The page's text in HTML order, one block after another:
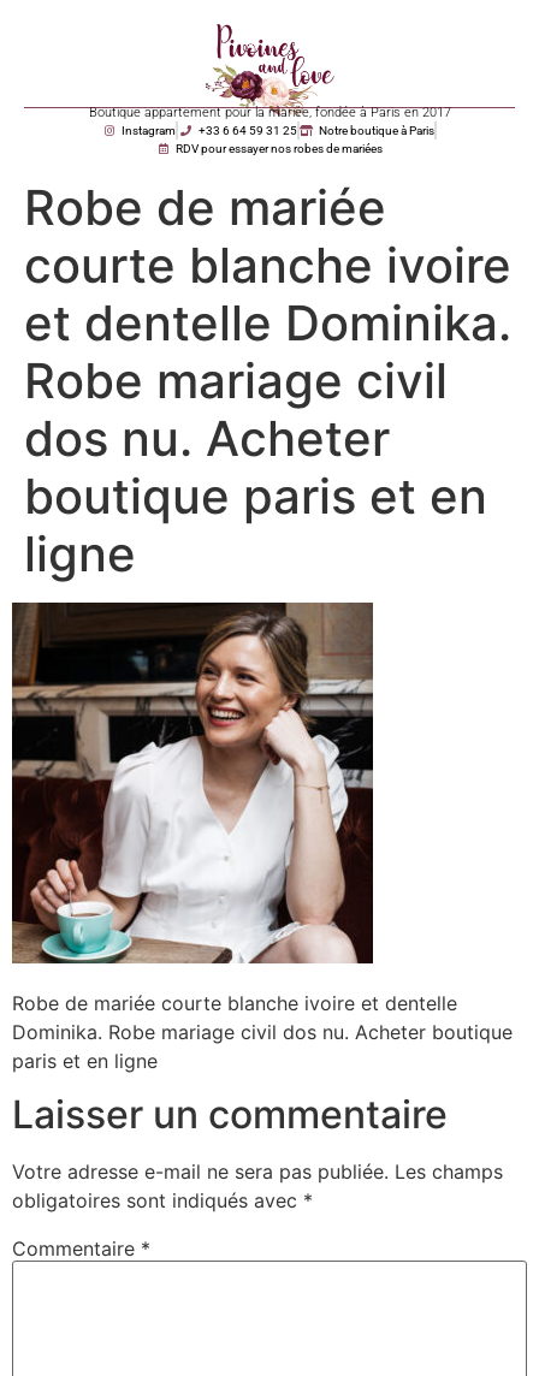
Boutique appartement pour la mariée, fondée à Paris en 2017
Instagram +33 6 64 59 31 25
Notre boutique à Paris
RDV pour essayer nos robes de mariées
Robe de mariée
courte blanche ivoire
et dentelle Dominika.
Robe mariage civil
dos nu. Acheter
boutique paris et en
ligne
Robe de mariée courte blanche ivoire et dentelle
Dominika. Robe mariage civil dos nu. Acheter boutique
paris et en ligne
Laisser un commentaire
Votre adresse e-mail ne sera pas publiée. Les champs
obligatoires sont indiqués avec *
Commentaire *